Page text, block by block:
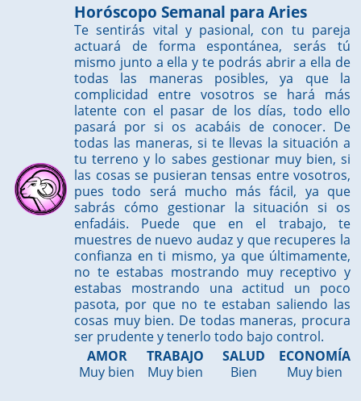
Horóscopo Semanal para Aries
Te sentirás vital y pasional, con tu pareja
actuará de forma espontánea, serás tú
mismo junto a ella y te podrás abrir a ella de
todas las maneras posibles, ya que la
complicidad entre vosotros se hará más
latente con el pasar de los días, todo ello
pasará por si os acabáis de conocer. De
todas las maneras, si te llevas la situación a
tu terreno y lo sabes gestionar muy bien, si
las cosas se pusieran tensas entre vosotros,
pues todo será mucho más fácil, ya que
sabrás cómo gestionar la situación si os
enfadáis. Puede que en el trabajo, te
muestres de nuevo audaz y que recuperes la
confianza en ti mismo, ya que últimamente,
no te estabas mostrando muy receptivo y
estabas mostrando una actitud un poco
pasota, por que no te estaban saliendo las
cosas muy bien. De todas maneras, procura
ser prudente y tenerlo todo bajo control.
AMOR
Muy bien
TRABAJO
Muy bien
SALUD
Bien
ECONOMÍA
Muy bien